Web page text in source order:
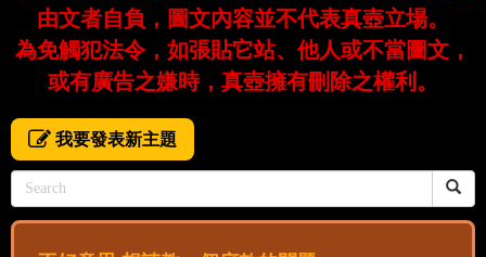
由文者自負，圖文內容並不代表真壺立場。
為免觸犯法令，如張貼它站、他人或不當圖文，
或有廣告之嫌時，真壺擁有刪除之權利。
我要發表新主題